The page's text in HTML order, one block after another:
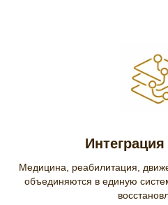
Медицина, реабилитация,
объединяются в единую